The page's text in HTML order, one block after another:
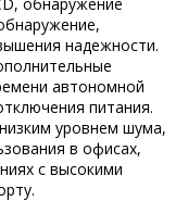
надежности.
автономной
питания.
уровнем шума,
в офисах,
с высокими